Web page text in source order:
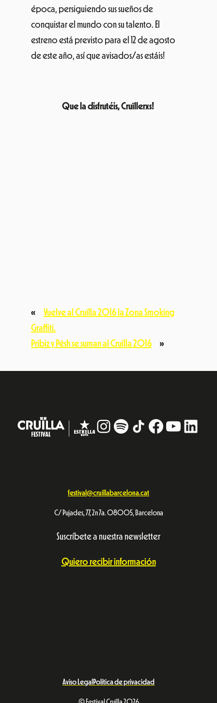
época, persiguiendo sus sueños de
conquistar el mundo con su talento. El
estreno está previsto para el 12 de agosto
de este año, así que avisados/as estáis!
Que la disfrutéis, Cruïllerxs!
«
Vuelve al Cruïlla 2016 la Zona Smoking
Graffiti.
Pribiz y Pësh se suman al Cruïlla 2016
»
Instagram
# TikTokFacebook
festival@cruillabarcelona.cat
C/ Pujades, 77, 2n 7a. 08005, Barcelona
Suscríbete a nuestra newsletter
Quiero recibir información
Aviso Legal Política de privacidad